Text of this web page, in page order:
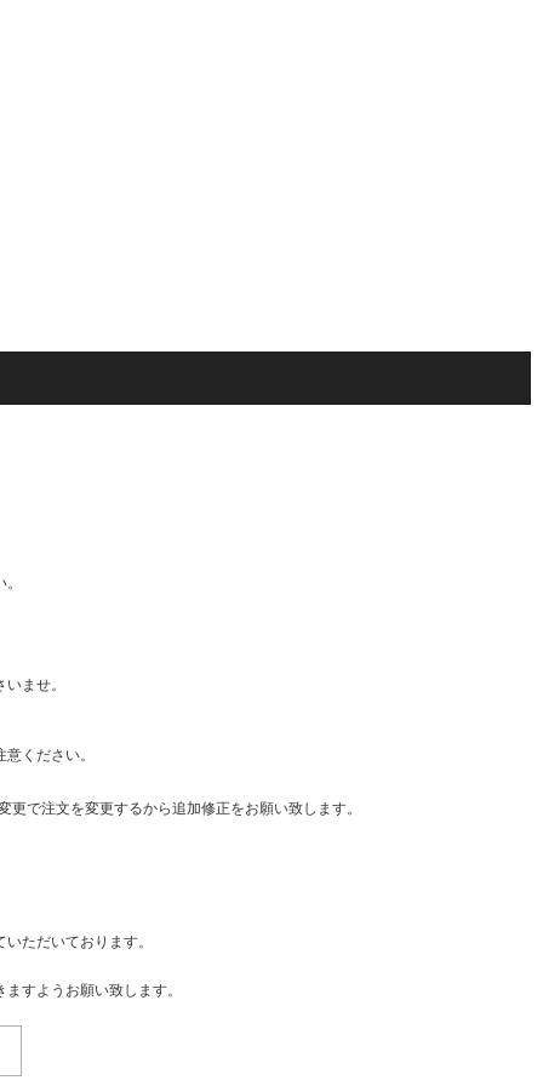
ませ。
ください。
で注文を変更するから追加修正をお願い致します。
ただいております。
すようお願い致します。